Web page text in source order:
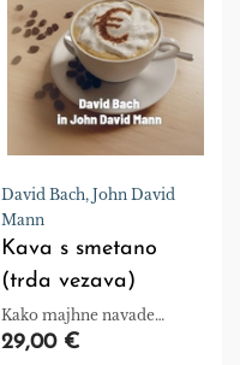
David Bach, John David
Mann
Kava s smetano
(trda vezava)
Kako majhne navade
ustvarijo veliko finančno
29,00 €